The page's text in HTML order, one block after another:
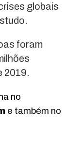
globais
foram
2019.
no
e também no